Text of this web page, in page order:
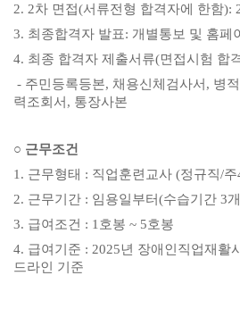
2. 2차 면접(서류전형 합격자에 한함):
3. 최종합격자 발표: 개별통보 및 홈페
4. 최종 합격자 제출서류(면접시험 합
- 주민등록등본, 채용신체검사서, 병
력조회서, 통장사본
○ 근무조건
1. 근무형태 : 직업훈련교사 (정규직/주
2. 근무기간 : 임용일부터(수습기간 3
3. 급여조건 : 1 호봉 ~ 5호봉
4. 급여기준 : 2025년 장애인직업재활
드라인 기준